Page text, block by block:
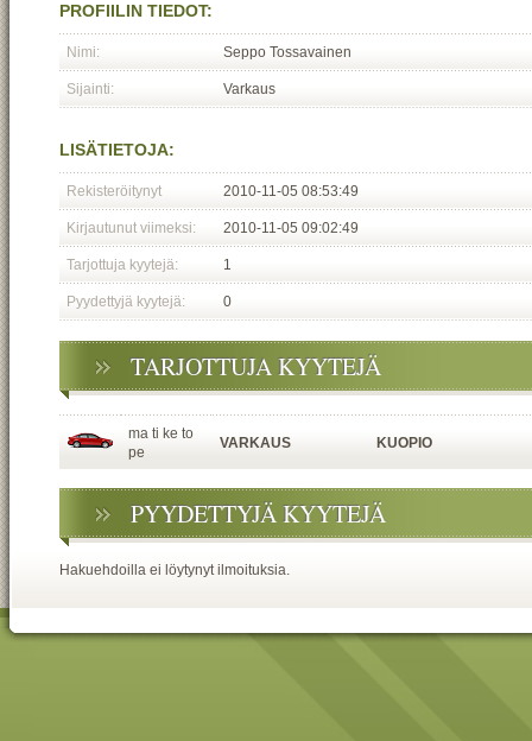
PROFIILIN TIEDOT:
Nimi: Seppo Tossavainen
Sijainti: Varkaus
LISÄTIETOJA:
Rekisteröitynyt 2010-11-05 08:53:49
Kirjautunut viimeksi: 2010-11-05 09:02:49
Tarjottuja kyytejä: 1
Pyydettyjä kyytejä: 0
TARJOTTUJA KYYTEJÄ
ma ti ke to
pe
VARKAUS KUOPIO
PYYDETTYJÄ KYYTEJÄ
Hakuehdoilla ei löytynyt ilmoituksia.